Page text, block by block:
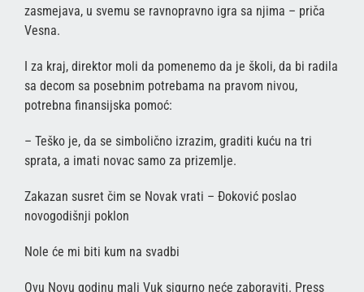
zasmejava, u svemu se ravnopravno igra sa njima – priča
Vesna.
I za kraj, direktor moli da pomenemo da je školi, da bi radila
sa decom sa posebnim potrebama na pravom nivou,
potrebna finansijska pomoć:
– Teško je, da se simbolično izrazim, graditi kuću na tri
sprata, a imati novac samo za prizemlje.
Zakazan susret čim se Novak vrati – Đoković poslao
novogodišnji poklon
Nole će mi biti kum na svadbi
Ovu Novu godinu mali Vuk sigurno neće zaboraviti. Press